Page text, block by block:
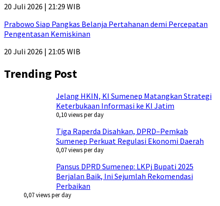
20 Juli 2026 | 21:29 WIB
Prabowo Siap Pangkas Belanja Pertahanan demi Percepatan
Pengentasan Kemiskinan
20 Juli 2026 | 21:05 WIB
Trending Post
Jelang HKIN, KI Sumenep Matangkan Strategi
Keterbukaan Informasi ke KI Jatim
0,10 views per day
Tiga Raperda Disahkan, DPRD–Pemkab
Sumenep Perkuat Regulasi Ekonomi Daerah
0,07 views per day
Pansus DPRD Sumenep: LKPj Bupati 2025
Berjalan Baik, Ini Sejumlah Rekomendasi
Perbaikan
0,07 views per day